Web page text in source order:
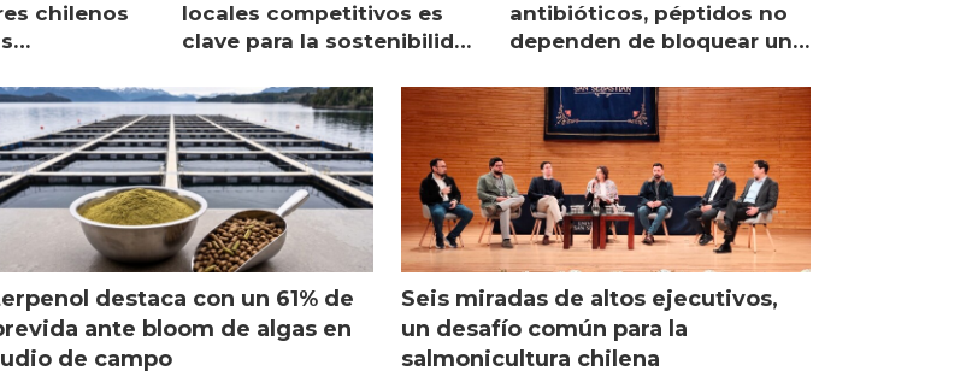
chilenos
locales competitivos es
clave para la sostenibilidad
antibióticos, péptidos no
dependen de bloquear una
destaca con un 61% de
ante bloom de algas en
de campo
Seis miradas de altos ejecutivos,
un desafío común para la
salmonicultura chilena